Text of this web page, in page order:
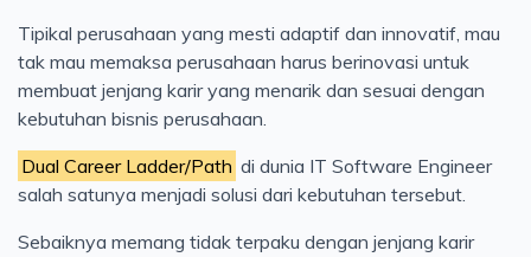
Tipikal perusahaan yang mesti adaptif dan innovatif, mau
tak mau memaksa perusahaan harus berinovasi untuk
membuat jenjang karir yang menarik dan sesuai dengan
kebutuhan bisnis perusahaan.
Dual Career Ladder/Path di dunia IT Software Engineer
salah satunya menjadi solusi dari kebutuhan tersebut.
Sebaiknya memang tidak terpaku dengan jenjang karir